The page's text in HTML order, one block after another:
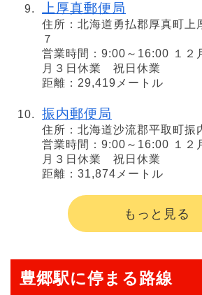
上厚真郵便局
住所：北海道勇払郡厚真町上
７
営業時間：9:00～16:00 １２
月３日休業 祝日休業
距離：29,419メートル
振内郵便局
住所：北海道沙流郡平取町振
営業時間：9:00～16:00 １２
月３日休業 祝日休業
距離：31,874メートル
もっと見る
豊郷駅に停まる路線